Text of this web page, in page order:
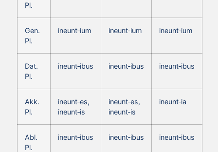
Pl.
Gen.
Pl.
ineunt‑ium ineunt‑ium ineunt‑ium
Dat.
Pl.
ineunt‑ibus ineunt‑ibus ineunt‑ibus
Akk.
Pl.
ineunt‑es,
ineunt‑is
ineunt‑es,
ineunt‑is
ineunt‑ia
Abl.
Pl.
ineunt‑ibus ineunt‑ibus ineunt‑ibus